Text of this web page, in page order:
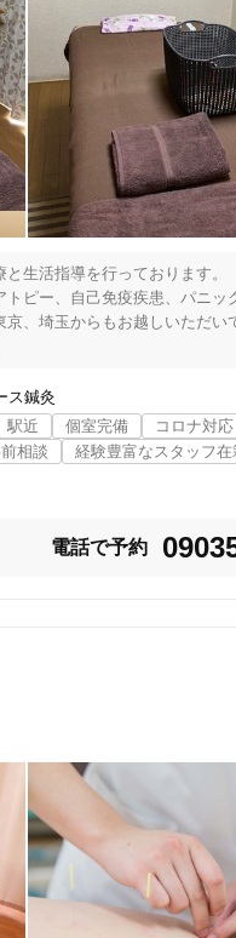
生活指導を行っております。
ピー、自己免疫疾患、パニッ
、埼玉からもお越しいただい
ス鍼灸
駅近 個室完備 コロナ対応
相談 経験豊富なスタッフ在
電話で予約